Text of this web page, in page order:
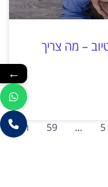
– מה צריך
5
…
59
הבא
←